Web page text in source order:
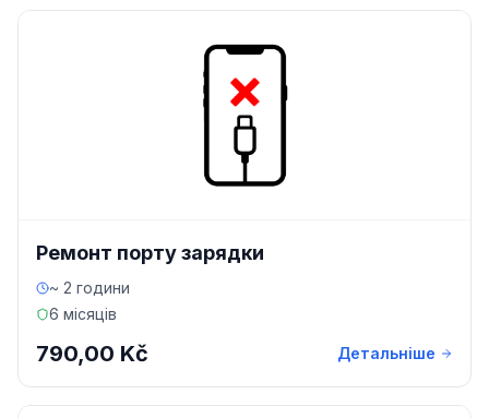
Ремонт порту зарядки
~ 2 години
6 місяців
790,00 Kč Детальніше